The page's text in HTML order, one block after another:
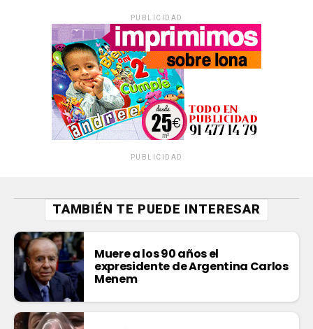
PUBLICIDAD
PUBLICIDAD
TAMBIÉN TE PUEDE INTERESAR
Muere a los 90 años el
expresidente de Argentina Carlos
Menem